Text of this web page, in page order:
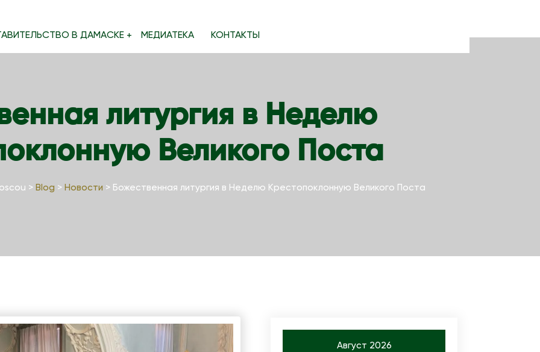
В ДАМАСКЕ МЕДИАТЕКА КОНТАКТЫ
литургия в Неделю
Великого Поста
> Blog > Новости > Божественная литургия в Неделю Крестопоклонную Великого Поста
Август 2026